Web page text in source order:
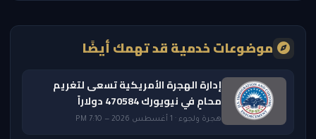
موضوعات خدمية قد تهمك أيضًا
إدارة الهجرة الأمريكية تسعى لتغريم
محامٍ في نيويورك 470584 دولاراً
هجرة ولجوء · 1 أغسطس 2026 — 7:10 PM